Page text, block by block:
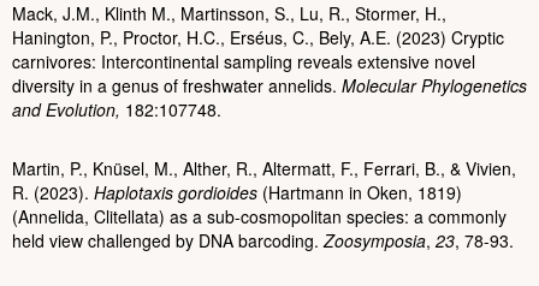
Mack, J.M., Klinth M., Martinsson, S., Lu, R., Stormer, H.,
Hanington, P., Proctor, H.C., Erséus, C., Bely, A.E. (2023) Cryptic
carnivores: Intercontinental sampling reveals extensive novel
diversity in a genus of freshwater annelids. Molecular Phylogenetics
and Evolution, 182:107748.
Martin, P., Knüsel, M., Alther, R., Altermatt, F., Ferrari, B., & Vivien,
R. (2023). Haplotaxis gordioides (Hartmann in Oken, 1819)
(Annelida, Clitellata) as a sub-cosmopolitan species: a commonly
held view challenged by DNA barcoding.Zoosymposia, 23, 78-93.